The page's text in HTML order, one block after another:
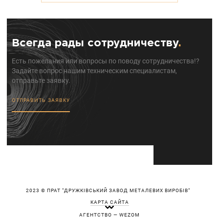
Всегда рады сотрудничеству.
Есть пожелания или вопросы по поводу сотрудничества!?
Задайте вопрос нашим техническим специалистам,
отправьте заявку.
ОТПРАВИТЬ ЗАЯВКУ
2023 © ПРАТ "ДРУЖКІВСЬКИЙ ЗАВОД МЕТАЛЕВИХ ВИРОБІВ"
КАРТА САЙТА
АГЕНТСТВО — WEZOM